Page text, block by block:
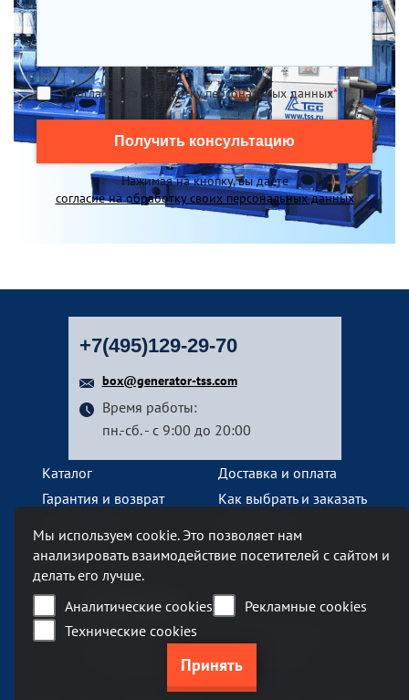
Я согласен на обработку персональных данных*
Получить консультацию
Нажимая на кнопку, вы даете
согласие на обработку своих персональных данных
+7(495)129-29-70
box@generator-tss.com
Время работы:
пн.-сб. - с 9:00 до 20:00
Каталог
Доставка и оплата
Гарантия и возврат
Как выбрать и заказать
Контакты
Наш офис
Москва, Ленинский проспект, 119А
Бизнес-центр «Ленинский 119А»
метро Тропарево
Мы используем cookie. Это позволяет нам
анализировать взаимодействие посетителей с сайтом и
делать его лучше.
Аналитические cookies
Рекламные cookies
Технические cookies